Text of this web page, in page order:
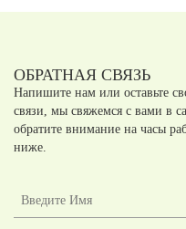
ОБРАТНАЯ СВЯЗЬ
Напишите нам или оставьте
связи, мы свяжемся с вами в
обратите внимание на часы
ниже.